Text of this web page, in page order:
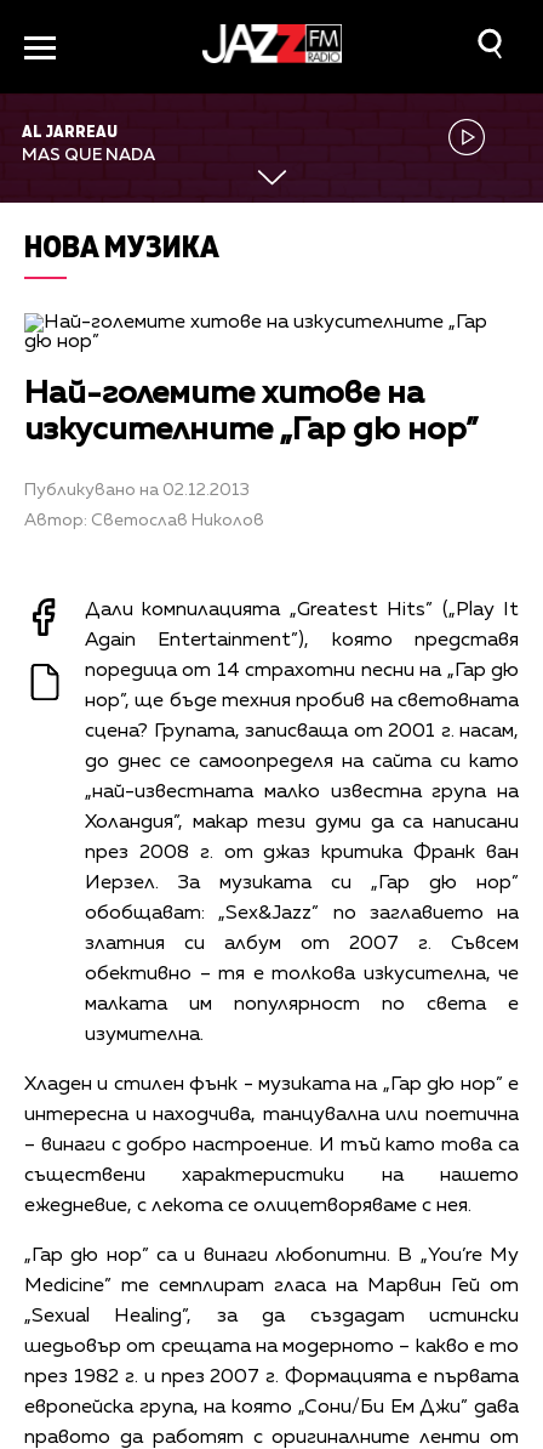
AL JARREAU
MAS QUE NADA
НОВА МУЗИКА
Най-големите хитове на
изкусителните „Гар дю нор”
Публикувано на 02.12.2013
Автор: Светослав Николов
Дали компилацията „Greatest Hits” („Play It
Again Entertainment”), която представя
поредица от 14 страхотни песни на „Гар дю
нор”, ще бъде техния пробив на световната
сцена? Групата, записваща от 2001 г. насам,
до днес се самоопределя на сайта си като
„най-известната малко известна група на
Холандия”, макар тези думи да са написани
през 2008 г. от джаз критика Франк ван
Иерзел. За музиката си „Гар дю нор”
обобщават: „Sex&Jazz” по заглавието на
златния си албум от 2007 г. Съвсем
обективно – тя е толкова изкусителна, че
малката им популярност по света е
изумителна.
Хладен и стилен фънк - музиката на „Гар дю нор” е
интересна и находчива, танцувална или поетична
– винаги с добро настроение. И тъй като това са
съществени характеристики на нашето
ежедневие, с лекота се олицетворяваме с нея.
„Гар дю нор” са и винаги любопитни. В „You’re My
Medicine” те семплират гласа на Марвин Гей от
„Sexual Healing”, за да създадат истински
шедьовър от срещата на модерното – какво е то
през 1982 г. и през 2007 г. Формацията е първата
европейска група, на която „Сони/Би Ем Джи” дава
правото да работят с оригиналните ленти от